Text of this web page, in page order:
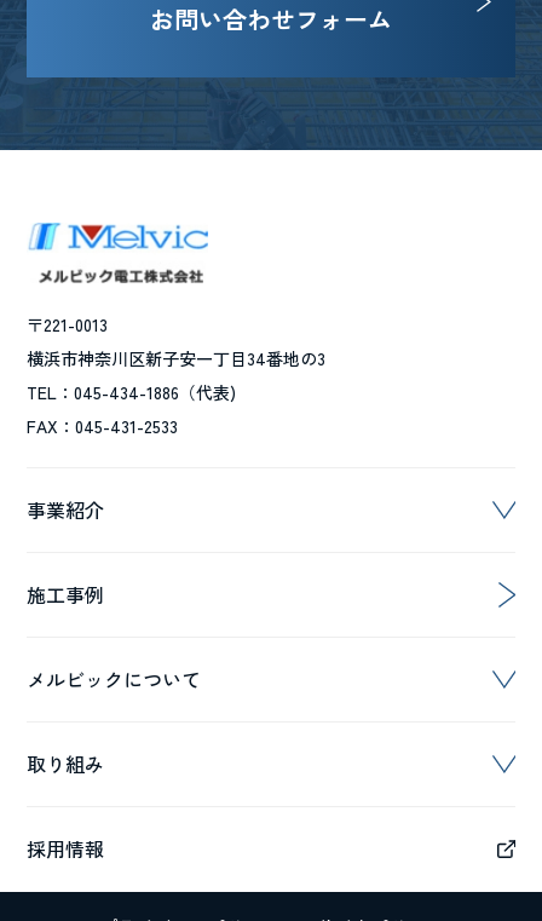
お問い合わせフォーム
〒221-0013
横浜市神奈川区新子安一丁目34番地の3
TEL：045-434-1886（代表)
FAX：045-431-2533
事業紹介
施工事例
メルビックについて
取り組み
採用情報